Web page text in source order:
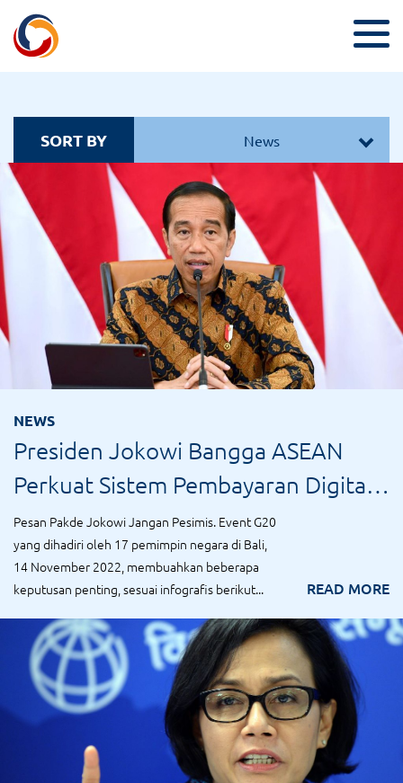
SORT BY News
NEWS
Presiden Jokowi Bangga ASEAN
Perkuat Sistem Pembayaran Digital
Lintas Negara
Pesan Pakde Jokowi Jangan Pesimis. Event G20
yang dihadiri oleh 17 pemimpin negara di Bali,
14 November 2022, membuahkan beberapa
keputusan penting, sesuai infografis berikut...
READ MORE